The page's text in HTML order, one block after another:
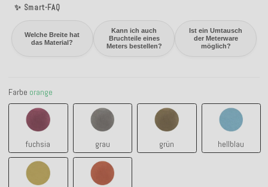
✨ Smart-FAQ
Welche Breite hat
das Material?
Kann ich auch
Bruchteile eines
Meters bestellen?
Ist ein Umtausch
der Meterware
möglich?
Farbe orange
fuchsia
fuchsia
grau
grau
grün
grün
hellblau
hellblau
lime green orange